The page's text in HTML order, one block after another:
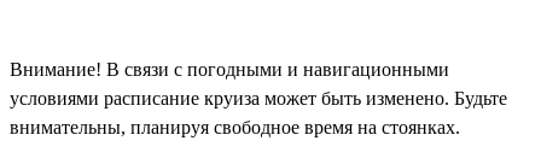
Внимание! В связи с погодными и навигационными
условиями расписание круиза может быть изменено. Будьте
внимательны, планируя свободное время на стоянках.